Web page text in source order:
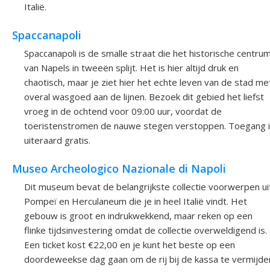
Italië.
Spaccanapoli
Spaccanapoli is de smalle straat die het historische
van Napels in tweeën splijt. Het is hier altijd druk en
chaotisch, maar je ziet hier het echte leven van de stad
overal wasgoed aan de lijnen. Bezoek dit gebied het liefst
vroeg in de ochtend voor 09:00 uur, voordat de
toeristenstromen de nauwe stegen verstoppen. Toegang
uiteraard gratis.
Museo Archeologico Nazionale di Napoli
Dit museum bevat de belangrijkste collectie voorwerpen
Pompeï en Herculaneum die je in heel Italië vindt. Het
gebouw is groot en indrukwekkend, maar reken op een
flinke tijdsinvestering omdat de collectie overweldigend is.
Een ticket kost €22,00 en je kunt het beste op een
doordeweekse dag gaan om de rij bij de kassa te